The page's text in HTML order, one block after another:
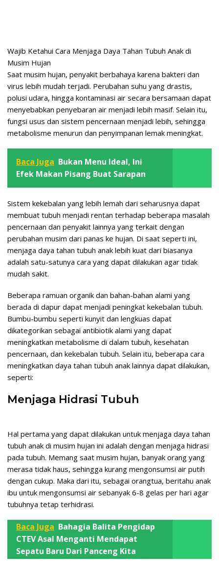
Wajib Ketahui Cara Menjaga Daya Tahan Tubuh Anak di
Musim Hujan
Saat musim hujan, penyakit berbahaya karena bakteri dan
virus lebih mudah terjadi. Perubahan suhu yang drastis,
polusi udara, hingga kontaminasi air secara bersamaan dapat
menyebabkan penyebaran air menjadi lebih masif. Selain itu,
fungsi usus dan sistem pencernaan menjadi lebih, sehingga
metabolisme menurun dan penyimpanan lemak meningkat.
Baca Juga Bukan Menu Ideal, Ini
Efek Makan Pisang Buat Sarapan
Sistem kekebalan yang lebih lemah dari seharusnya dapat
membuat tubuh menjadi rentan terhadap beberapa masalah
pencernaan dan penyakit lainnya yang terkait dengan
perubahan musim dari panas ke hujan. Di saat seperti ini,
menjaga daya tahan tubuh anak lebih kuat dari biasanya
adalah satu-satunya cara yang dapat dilakukan agar tidak
mudah sakit.
Beberapa ramuan organik dan bahan-bahan alami yang
berada di dapur dapat menjadi peningkat kekebalan tubuh.
Bumbu-bumbu seperti kunyit dan lengkuas dapat
dikategorikan sebagai antibiotik alami yang dapat
meningkatkan metabolisme di dalam tubuh, kesehatan
pencernaan, dan kekebalan tubuh. Selain itu, beberapa cara
meningkatkan daya tahan tubuh anak lainnya dapat dilakukan,
seperti:
Menjaga Hidrasi Tubuh
Hal pertama yang dapat dilakukan untuk menjaga daya tahan
tubuh anak di musim hujan ini adalah dengan menjaga hidrasi
pada tubuh. Memang saat musim hujan, banyak orang yang
merasa tidak haus, sehingga kurang mengonsumsi air putih
dengan cukup. Maka dari itu, sebagai orangtua, beritahu anak
ibu untuk mengonsumsi air sebanyak 6-8 gelas per hari agar
tubuhnya tetap terhidrasi.
Baca Juga Bahagia Balita Pengidap
CTEV Asal Menganti Mendapat
Sepatu Baru Dari Panceng Kita